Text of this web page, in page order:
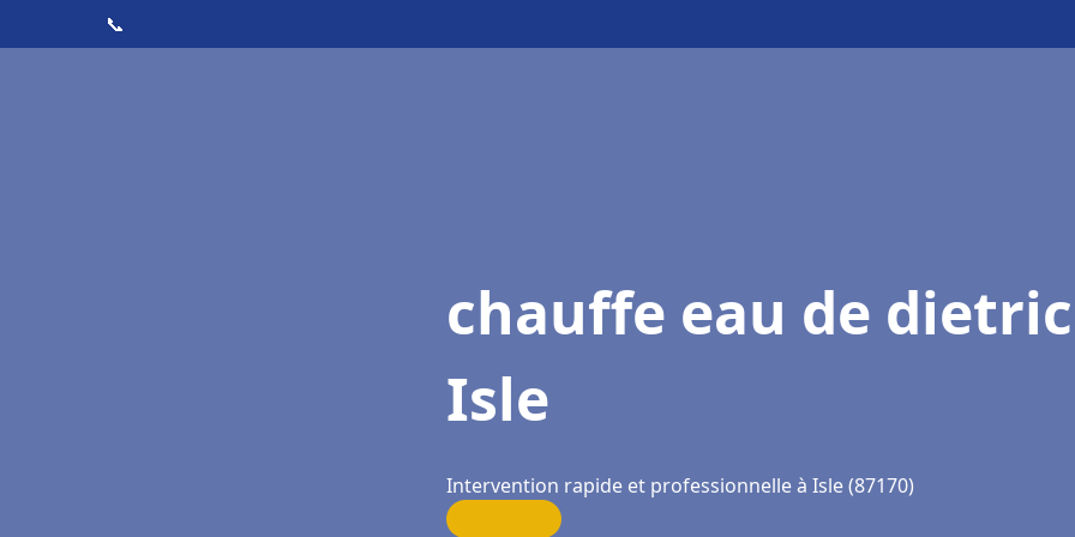
📞
chauffe eau de
Isle
Intervention rapide et professionnelle à Isle (87170)